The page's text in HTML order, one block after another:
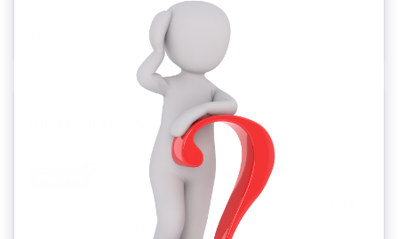
Проектор ViewSonic M1
17 755 грн
Оригінальна назва: M1 Артикул: VS18241